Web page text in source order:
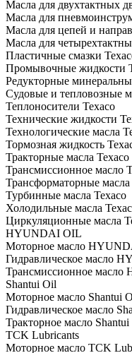
Масла для двухтактных
Масла для
Масла для цепей и
Масла для
Пластичные смазки
Промывочные жидкости
Редукторные
Судовые и тепловозные
Теплоносители Texaco
Технические жидкости
Технологические масла
Тормозная жидкость
Тракторные масла Texaco
Трансмиссионное масло
Трансформаторные масла
Турбинные масла Texaco
Холодильные масла
Циркуляционные масла
HYUNDAI OIL
Моторное масло
Гидравлическое масло
Трансмиссионное масло
Shantui Oil
Моторное масло Shantui
Гидравлическое масло
Тракторное масло
TCK Lubricants
Моторное масло TCK